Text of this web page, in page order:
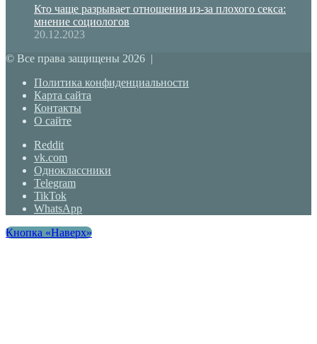
Кто чаще разрывает отношения из-за плохого секса:
мнение социологов
20.12.2023
© Все права защищены 2026 |
Политика конфиденциальности
Карта сайта
Контакты
О сайте
Reddit
vk.com
Одноклассники
Telegram
TikTok
WhatsApp
Кнопка «Наверх»